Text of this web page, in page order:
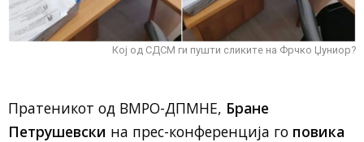
Кој од СДСМ ги пушти сликите на Фрчко Џуниор?
Пратеникот од ВМРО-ДПМНЕ, Бране
Петрушевски на прес-конференција го повика